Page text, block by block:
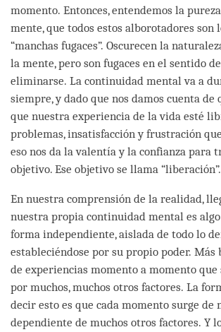
momento. Entonces, entendemos la
mente, que todos estos alborotadores son
“manchas fugaces”. Oscurecen la
la mente, pero son fugaces en el sentido
eliminarse. La continuidad mental va a
siempre, y dado que nos damos cuenta de
que nuestra experiencia de la vida esté
problemas, insatisfacción y frustración
eso nos da la valentía y la confianza para
objetivo. Ese objetivo se llama
En nuestra comprensión de la realidad,
nuestra propia continuidad mental es
forma independiente, aislada de todo lo
estableciéndose por su propio poder. Más
de experiencias momento a momento que
por muchos, muchos otros factores. La
decir esto es que cada momento surge de
dependiente de muchos otros factores. Y